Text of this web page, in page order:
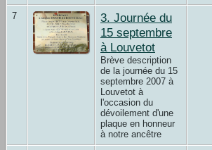
7
3. Journée du
15 septembre
à Louvetot
Brève description
de la journée du 15
septembre 2007 à
Louvetot à
l'occasion du
dévoilement d'une
plaque en honneur
à notre ancêtre